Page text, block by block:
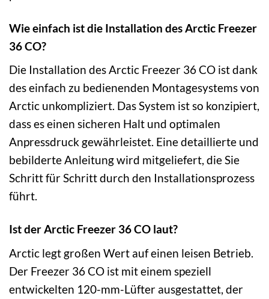
Wie einfach ist die Installation des Arctic Freezer
36 CO?
Die Installation des Arctic Freezer 36 CO ist dank
des einfach zu bedienenden Montagesystems von
Arctic unkompliziert. Das System ist so konzipiert,
dass es einen sicheren Halt und optimalen
Anpressdruck gewährleistet. Eine detaillierte und
bebilderte Anleitung wird mitgeliefert, die Sie
Schritt für Schritt durch den Installationsprozess
führt.
Ist der Arctic Freezer 36 CO laut?
Arctic legt großen Wert auf einen leisen Betrieb.
Der Freezer 36 CO ist mit einem speziell
entwickelten 120-mm-Lüfter ausgestattet, der